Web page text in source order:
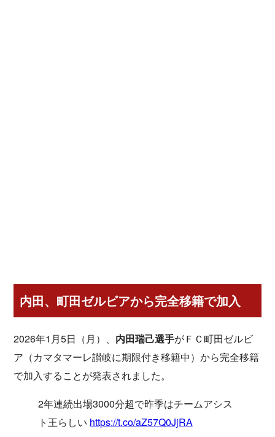
内田、町田ゼルビアから完全移籍で加入
2026年1月5日（月）、 内田瑞己選手がＦＣ町田ゼルビ
ア（カマタマーレ讃岐に期限付き移籍中）から完全移籍
で加入することが発表されました。
2年連続出場3000分超で昨季はチームアシス
ト王らしい https://t.co/aZ57Q0JjRA